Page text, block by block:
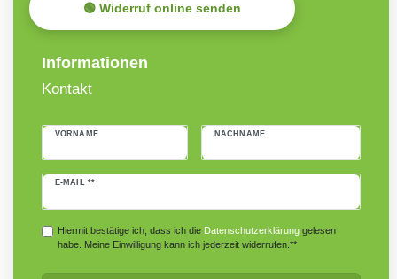
🟢 Widerruf online senden
Informationen
Kontakt
VORNAME NACHNAME
E-MAIL **
Newsletter
Hiermit bestätige ich, dass ich die Daten­schutz­erklärunggelesen
habe. Meine Einwilligung kann ich jederzeit widerrufen.**